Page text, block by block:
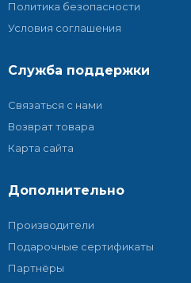
Политика безопасности
Условия соглашения
Служба поддержки
Связаться с нами
Возврат товара
Карта сайта
Дополнительно
Производители
Подарочные сертификаты
Партнёры